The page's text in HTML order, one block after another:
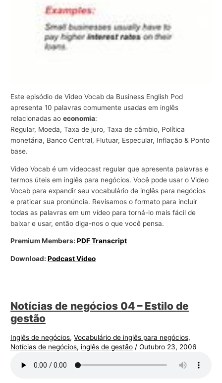
Este episódio de Video Vocab da Business English Pod
apresenta 10 palavras comumente usadas em inglês
relacionadas aoeconomia:
Regular, Moeda, Taxa de juro, Taxa de câmbio, Política
monetária, Banco Central, Flutuar, Especular, Inflação & Ponto
base.
Video Vocab é um videocast regular que apresenta palavras e
termos úteis em inglês para negócios. Você pode usar o Video
Vocab para expandir seu vocabulário de inglês para negócios
e praticar sua pronúncia. Revisamos o formato para incluir
todas as palavras em um vídeo para torná-lo mais fácil de
baixar e usar, então diga-nos o que você pensa.
Premium Members:PDF Transcript
Download:Podcast Video
Notícias de negócios 04 – Estilo de
gestão
Inglês de negócios,Vocabulário de inglês para negócios,
Notícias de negócios, inglês de gestão /Outubro 23, 2006